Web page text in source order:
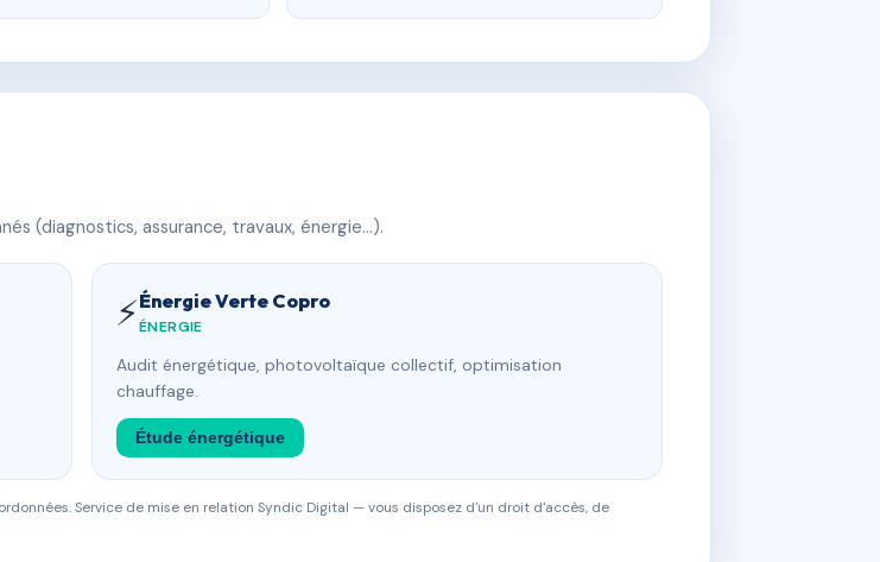
(diagnostics, assurance, travaux, énergie…).
⚡Énergie Verte Copro
ÉNERGIE
Audit énergétique, photovoltaïque collectif, optimisation
chauffage.
Étude énergétique
Service de mise en relation Syndic Digital — vous disposez d'un droit d'accès, de